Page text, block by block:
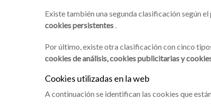
Existe también una segunda clasificación según
cookies persistentes .
Por último, existe otra clasificación con cinco
cookies de análisis, cookies publicitarias y
Cookies utilizadas en la web
A continuación se identifican las cookies que